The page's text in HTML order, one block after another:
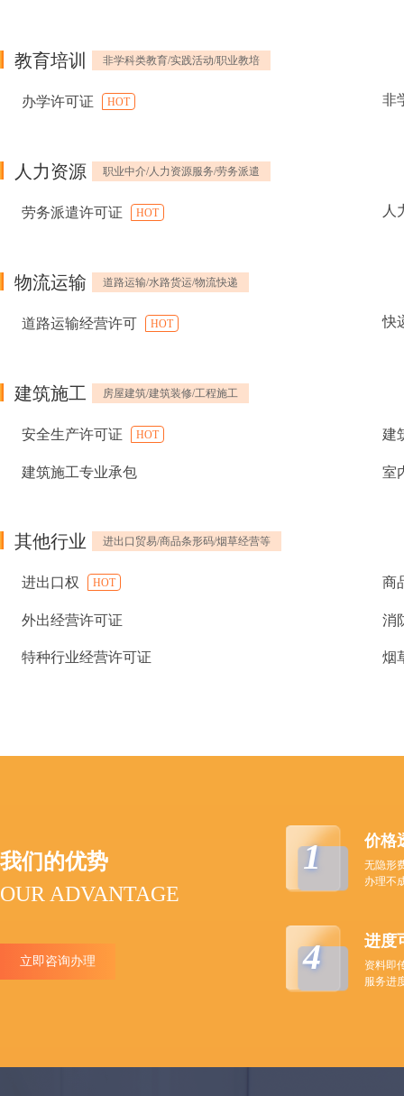
教育培训 非学科类教育/实践活动/职业教培
办学许可证 HOT 非
人力资源 职业中介/人力资源服务/劳务派遣
劳务派遣许可证 HOT 人
物流运输 道路运输/水路货运/物流快递
道路运输经营许可 HOT 快
建筑施工 房屋建筑/建筑装修/工程施工
安全生产许可证 HOT 建
建筑施工专业承包 室
其他行业 进出口贸易/商品条形码/烟草经营等
进出口权 HOT 商
外出经营许可证 消
特种行业经营许可证 烟
我们的优势
OUR ADVANTAGE
立即咨询办理
1 价格
无隐形
办理不
4 进度
资料即
服务进